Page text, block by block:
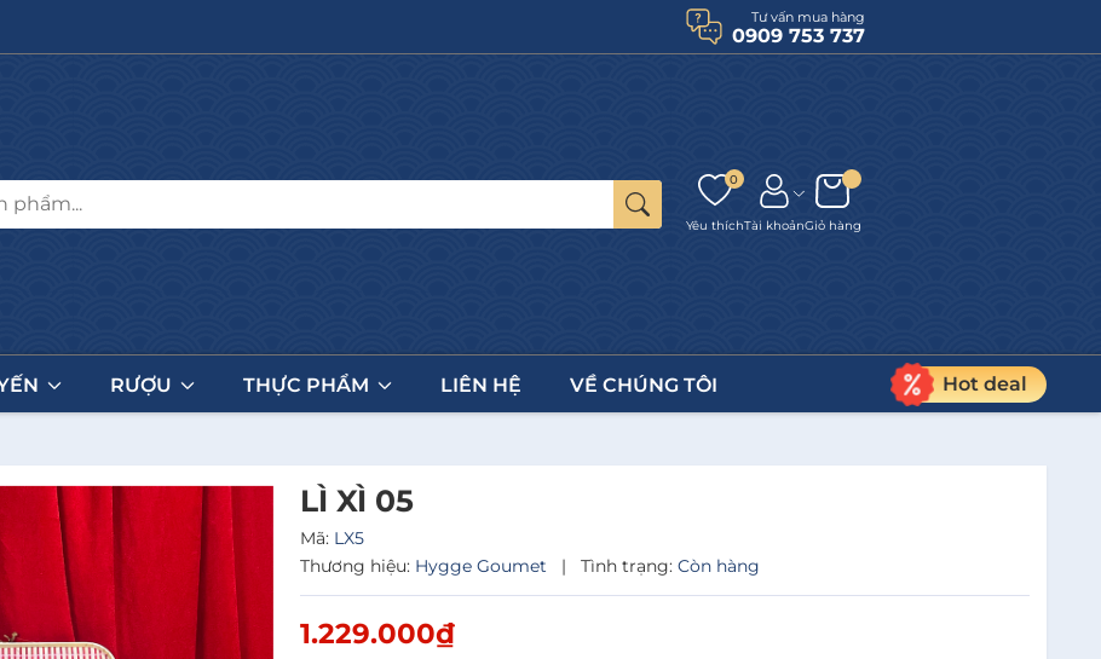
Tư vấn mua hàng
0909 753 737
0
Yêu thíchTài khoảnGiỏ hàng
RƯỢU THỰC PHẨM LIÊN HỆ VỀ CHÚNG TÔI Hot deal
LÌ XÌ 05
Mã: LX5
Thương hiệu: Hygge Goumet | Tình trạng: Còn hàng
1.229.000₫